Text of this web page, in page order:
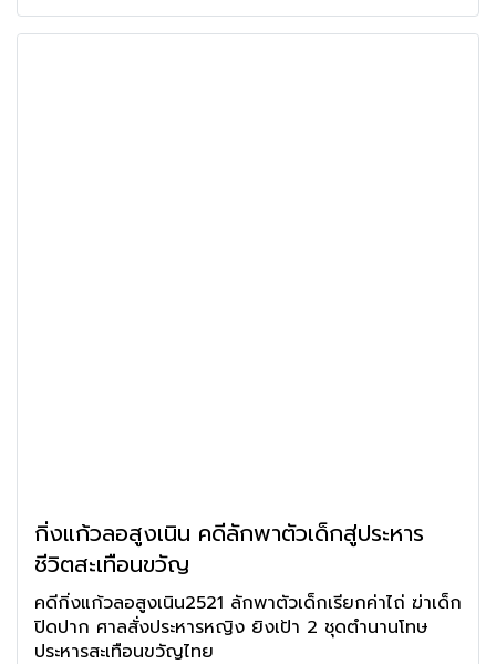
กิ่งแก้วลอสูงเนิน คดีลักพาตัวเด็กสู่ประหาร
ชีวิตสะเทือนขวัญ
คดีกิ่งแก้วลอสูงเนิน2521 ลักพาตัวเด็กเรียกค่าไถ่ ฆ่าเด็ก
ปิดปาก ศาลสั่งประหารหญิง ยิงเป้า 2 ชุดตำนานโทษ
ประหารสะเทือนขวัญไทย